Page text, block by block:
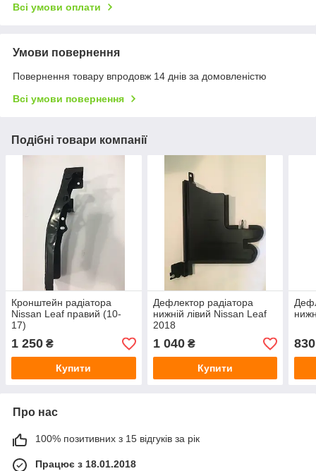
Всі умови оплати
Умови повернення
Повернення товару впродовж 14 днів за домовленістю
Всі умови повернення
Подібні товари компанії
Кронштейн радіатора
Nissan Leaf правий (10-
17)
1 250 ₴
Купити
Дефлектор радіатора
нижній лівий Nissan Leaf
2018
1 040₴
Купити
830
Про нас
100% позитивних з 15 відгуків за рік
Працює з 18.01.2018